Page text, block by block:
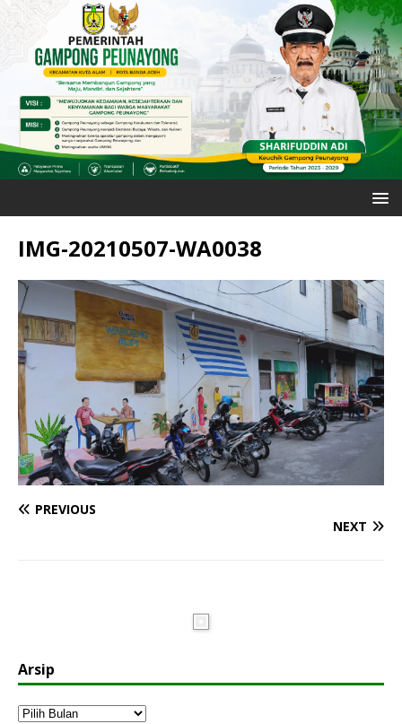
IMG-20210507-WA0038
PREVIOUS
NEXT
Arsip